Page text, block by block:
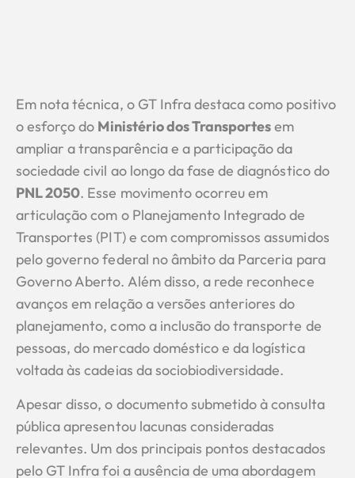
Em nota técnica, o GT Infra destaca como positivo
o esforço do Ministério dos Transportesem
ampliar a transparência e a participação da
sociedade civil ao longo da fase de diagnóstico do
PNL 2050. Esse movimento ocorreu em
articulação com o Planejamento Integrado de
Transportes (PIT) e com compromissos assumidos
pelo governo federal no âmbito da Parceria para
Governo Aberto. Além disso, a rede reconhece
avanços em relação a versões anteriores do
planejamento, como a inclusão do transporte de
pessoas, do mercado doméstico e da logística
voltada às cadeias da sociobiodiversidade.
Apesar disso, o documento submetido à consulta
pública apresentou lacunas consideradas
relevantes. Um dos principais pontos destacados
pelo GT Infra foi a ausência de uma abordagem